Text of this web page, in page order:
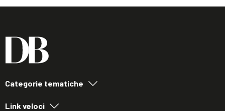
Categorie tematiche
Link veloci